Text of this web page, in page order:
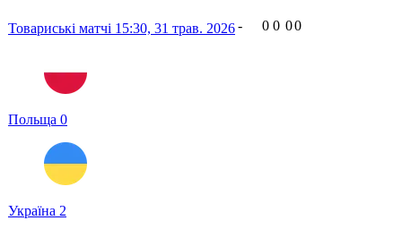
Товариські матчі 15:30, 31 трав. 2026
Польща 0
Україна 2
- 0 0 00